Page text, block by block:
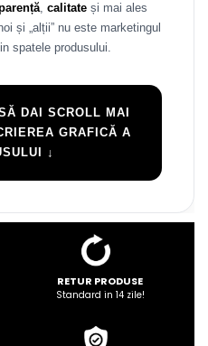
, calitateși mai ales
și „alții” nu este marketingul
spatele produsului.
DAI SCROLL MAI
GRAFICĂ A
↓
RETUR PRODUSE
Standard in 14 zile!